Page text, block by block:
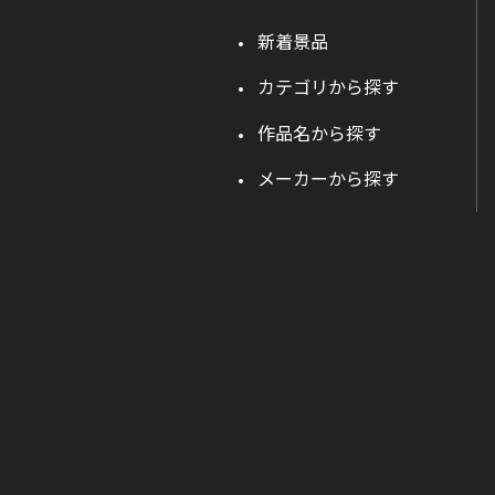
新着景品
カテゴリから探す
作品名から探す
メーカーから探す